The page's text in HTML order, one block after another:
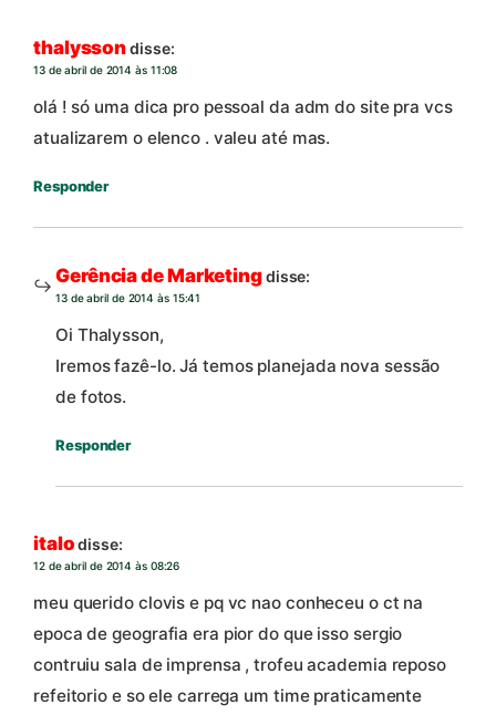
thalyssondisse:
13 de abril de 2014 às 11:08
olá ! só uma dica pro pessoal da adm do site pra vcs
atualizarem o elenco . valeu até mas.
Responder
Gerência de Marketingdisse:
13 de abril de 2014 às 15:41
Oi Thalysson,
Iremos fazê-lo. Já temos planejada nova sessão
de fotos.
Responder
italo disse:
12 de abril de 2014 às 08:26
meu querido clovis e pq vc nao conheceu o ct na
epoca de geografia era pior do que isso sergio
contruiu sala de imprensa , trofeu academia reposo
refeitorio e so ele carrega um time praticamente